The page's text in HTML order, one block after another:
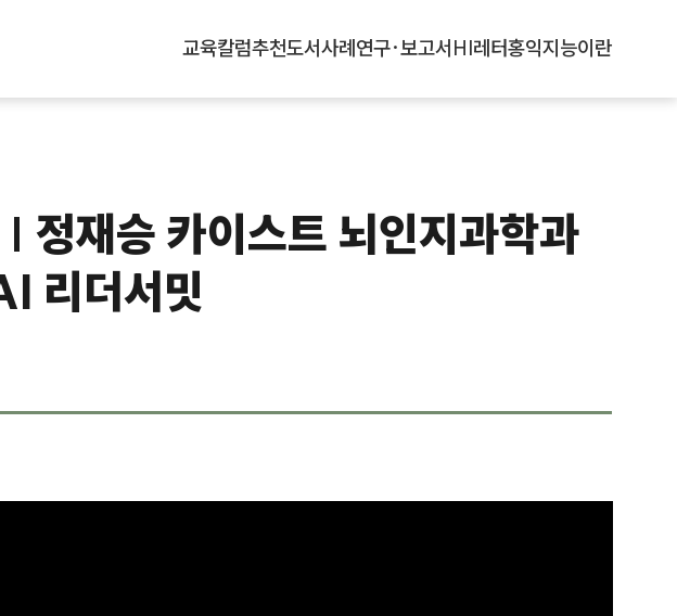
교육칼럼추천도서사례 연구·보고서 HI레터홍익지능이란
재승 카이스트 뇌인지과학과
리더서밋